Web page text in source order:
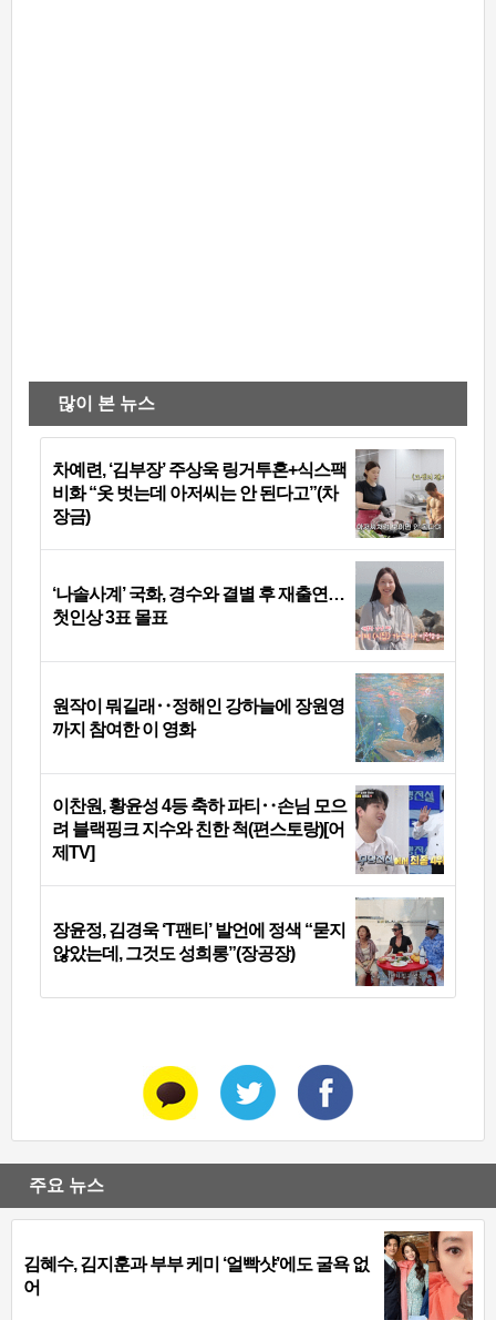
많이 본 뉴스
차예련, ‘김부장’ 주상욱 링거투혼+식스팩
비화 “옷 벗는데 아저씨는 안 된다고”(차
장금)
‘나솔사계’ 국화, 경수와 결별 후 재출연…
첫인상 3표 몰표
원작이 뭐길래‥정해인 강하늘에 장원영
까지 참여한 이 영화
이찬원, 황윤성 4등 축하 파티‥손님 모으
려 블랙핑크 지수와 친한 척(편스토랑)[어
제TV]
장윤정, 김경욱 ‘T팬티’ 발언에 정색 “묻지
않았는데, 그것도 성희롱”(장공장)
주요 뉴스
김혜수, 김지훈과 부부 케미 ‘얼빡샷’에도 굴욕 없
어